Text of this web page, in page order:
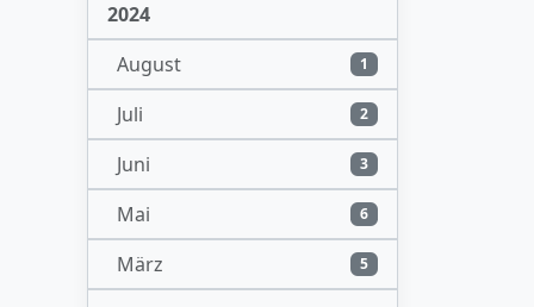
2024
August
1
Juli 2
Juni 3
Mai 6
März 5